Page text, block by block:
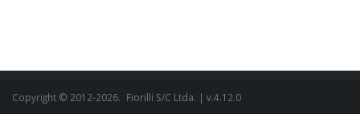
Copyright © 2012-2026. Fiorilli S/C Ltda. | v.4.12.0